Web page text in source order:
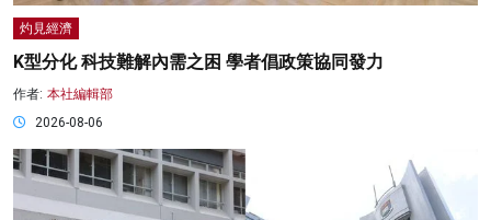
灼見經濟
K型分化 科技難解內需之困 學者倡政策協同發力
作者: 本社編輯部
2026-08-06